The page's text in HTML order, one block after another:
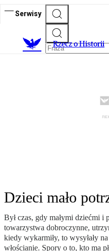
Serwisy
Rzecz o Historii
Dzieci mało
Był czas, gdy małymi dziećmi i
towarzystwa dobroczynne,
kiedy wykarmiły, to wysyłały
włościanie. Spory o to, kto ma